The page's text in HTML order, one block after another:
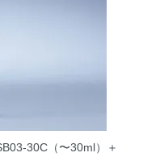
30C（〜30ml）＋